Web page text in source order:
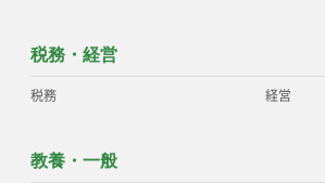
税務・経営
税務 経営
教養・一般